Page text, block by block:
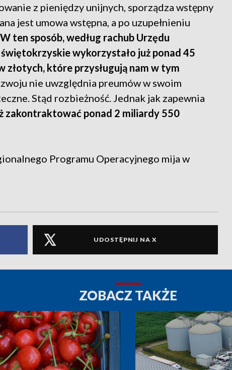
z pieniędzy unijnych, sporządza wstępny
jest umowa wstępna, a po uzupełnieniu
W ten sposób, według rachub Urzędu
wykorzystało już ponad 45
które przysługują nam w tym
nie uwzględnia preumów w swoim
Stąd rozbieżność. Jednak jak zapewnia
zakontraktować ponad 2 miliardy 550
Programu Operacyjnego mija w
UDOSTĘPNIJ NA X
ZOBACZ TAKŻE